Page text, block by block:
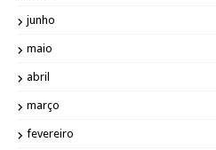
junho
maio
abril
março
fevereiro